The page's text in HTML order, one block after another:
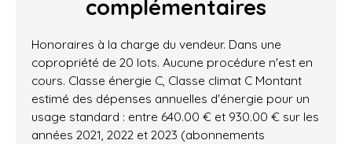
complémentaires
Honoraires à la charge du vendeur. Dans une
copropriété de 20 lots. Aucune procédure n'est en
cours. Classe énergie C, Classe climat C Montant
estimé des dépenses annuelles d'énergie pour un
usage standard : entre 640.00 € et 930.00 € sur les
années 2021, 2022 et 2023 (abonnements